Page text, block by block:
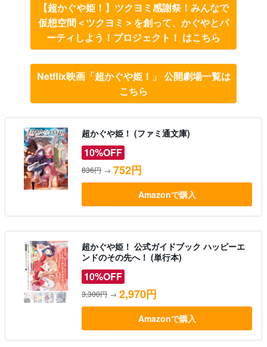
【超かぐや姫！】ツクヨミ感謝祭！みんなで
仮想空間＜ツクヨミ＞を創って、かぐやとパ
ーティしよう！プロジェクト！ はこちら
Netflix映画「超かぐや姫！」 公開劇場一覧は
こちら
超かぐや姫！ (ファミ通文庫)
10%OFF
836円 → 752円
Amazonで購入
超かぐや姫！ 公式ガイドブック ハッピーエ
ンドのその先へ！ (単行本)
10%OFF
3,300円 → 2,970円
Amazonで購入